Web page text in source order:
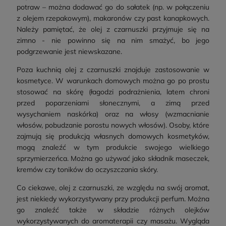
potraw – można dodawać go do sałatek (np. w połączeniu
z olejem rzepakowym), makaronów czy past kanapkowych.
Należy pamiętać, że olej z czarnuszki przyjmuje się na
zimno - nie powinno się na nim smażyć, bo jego
podgrzewanie jest niewskazane.
Poza kuchnią olej z czarnuszki znajduje zastosowanie w
kosmetyce. W warunkach domowych można go po prostu
stosować na skórę (łagodzi podrażnienia, latem chroni
przed poparzeniami słonecznymi, a zimą przed
wysychaniem naskórka) oraz na włosy (wzmacnianie
włosów, pobudzanie porostu nowych włosów). Osoby, które
zajmują się produkcją własnych domowych kosmetyków,
mogą znaleźć w tym produkcie swojego wielkiego
sprzymierzeńca. Można go używać jako składnik maseczek,
kremów czy toników do oczyszczania skóry.
Co ciekawe, olej z czarnuszki, ze względu na swój aromat,
jest niekiedy wykorzystywany przy produkcji perfum. Można
go znaleźć także w składzie różnych olejków
wykorzystywanych do aromaterapii czy masażu. Wygląda